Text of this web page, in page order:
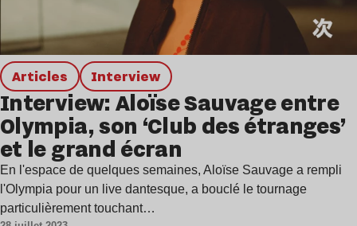
Articles interview
Interview: Aloïse Sauvage entre
Olympia, son ‘Club des étranges’
et le grand écran
En l'espace de quelques semaines, Aloïse Sauvage a rempli
l'Olympia pour un live dantesque, a bouclé le tournage
particulièrement touchant…